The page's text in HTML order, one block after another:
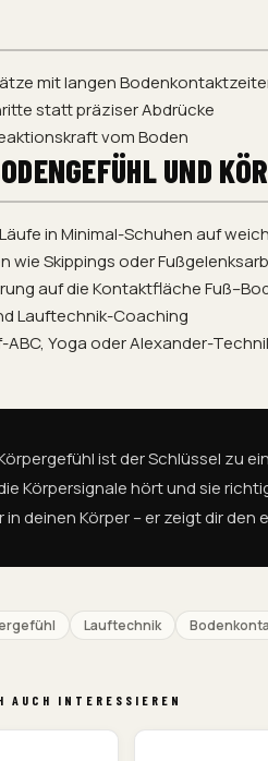
mit langen
statt präziser Abdrücke
vom Boden
UND
in Minimal-Schuhen auf
wie Skippings oder
auf die Kontaktfläche
Lauftechnik-Coaching
ABC, Yoga oder Alexander-
ist der Schlüssel zu
Körpersignale hört und sie
in deinen Körper – er zeigt dir
Lauftechnik
AUCH INTERESSIEREN